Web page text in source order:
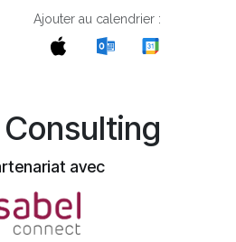
Ajouter au calendrier :
avec